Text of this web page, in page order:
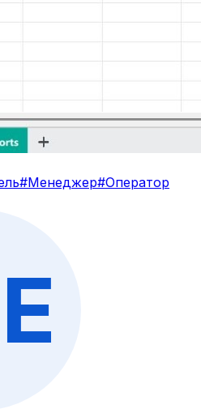
#Менеджер#Оператор